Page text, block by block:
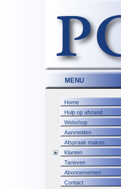
MENU
Home
Hulp op afstand
Webshop
Aanmelden
Afspraak maken
Klanten
Tarieven
Abonnementen
Contact